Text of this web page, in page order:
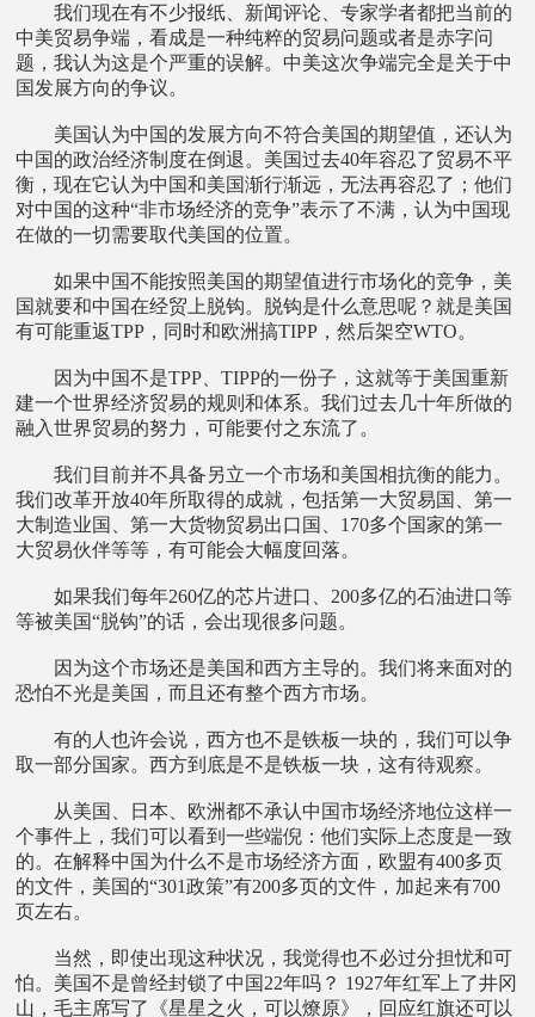
我们现在有不少报纸、新闻评论、专家学者都把当前的
中美贸易争端，看成是一种纯粹的贸易问题或者是赤字问
题，我认为这是个严重的误解。中美这次争端完全是关于中
国发展方向的争议。
美国认为中国的发展方向不符合美国的期望值，还认为
中国的政治经济制度在倒退。美国过去40年容忍了贸易不平
衡，现在它认为中国和美国渐行渐远，无法再容忍了；他们
对中国的这种“非市场经济的竞争”表示了不满，认为中国现
在做的一切需要取代美国的位置。
如果中国不能按照美国的期望值进行市场化的竞争，美
国就要和中国在经贸上脱钩。脱钩是什么意思呢？就是美国
有可能重返TPP，同时和欧洲搞TIPP，然后架空WTO。
因为中国不是TPP、TIPP的一份子，这就等于美国重新
建一个世界经济贸易的规则和体系。我们过去几十年所做的
融入世界贸易的努力，可能要付之东流了。
我们目前并不具备另立一个市场和美国相抗衡的能力。
我们改革开放40年所取得的成就，包括第一大贸易国、第一
大制造业国、第一大货物贸易出口国、170多个国家的第一
大贸易伙伴等等，有可能会大幅度回落。
如果我们每年260亿的芯片进口、200多亿的石油进口等
等被美国“脱钩”的话，会出现很多问题。
因为这个市场还是美国和西方主导的。我们将来面对的
恐怕不光是美国，而且还有整个西方市场。
有的人也许会说，西方也不是铁板一块的，我们可以争
取一部分国家。西方到底是不是铁板一块，这有待观察。
从美国、日本、欧洲都不承认中国市场经济地位这样一
个事件上，我们可以看到一些端倪：他们实际上态度是一致
的。在解释中国为什么不是市场经济方面，欧盟有400多页
的文件，美国的“301政策”有200多页的文件，加起来有700
页左右。
当然，即使出现这种状况，我觉得也不必过分担忧和可
怕。美国不是曾经封锁了中国22年吗？ 1927年红军上了井冈
山，毛主席写了《星星之火，可以燎原》，回应红旗还可以